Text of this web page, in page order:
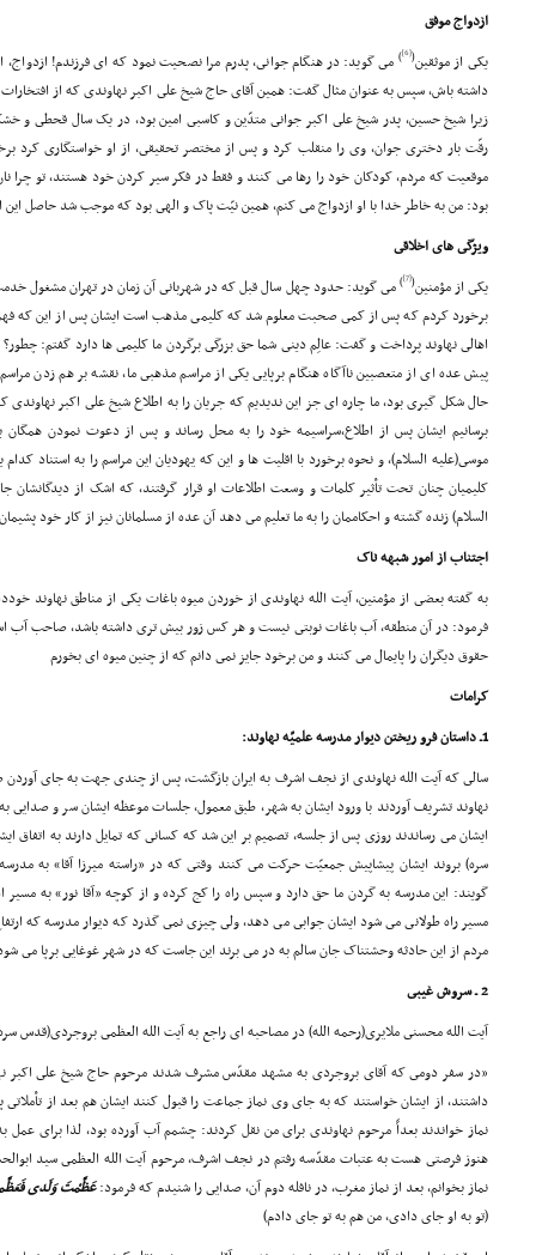
ازدواج موفق
یکى از موثقین(
[6]
) مى گوید: در هنگام جوانى، پدرم مرا نصحیت نمود که اى فرزندم! ازدواج،
داشته باش، سپس به عنوان مثال گفت: همین آقاى حاج شیخ على اکبر نهاوندى که از
زیرا شیخ حسین، پدر شیخ على اکبر جوانى متدّین و کاسبى امین بود، در یک سال قحطى و
رقّت بار دخترى جوان، وى را منقلب کرد و پس از مختصر تحقیقى، از او خواستگارى کرد
موقعیت که مردم، کودکان خود را رها مى کنند و فقط در فکر سیر کردن خود هستند، تو چرا
بود: من به خاطر خدا با او ازدواج مى کنم، همین نیّت پاک و الهى بود که موجب شد حاصل
ویژگى هاى اخلاقى
یکى از مؤمنین(
[7]
)مى گوید: حدود چهل سال قبل که در شهربانى آن زمان در تهران مشغول
برخورد کردم که پس از کمى صحبت معلوم شد که کلیمى مذهب است ایشان پس از این که
اهالى نهاوند پرداخت و گفت: عالِم دینى شما حق بزرگى برگردن ما کلیمى ها دارد گفتم:
پیش عده اى از متعصبین ناآگاه هنگام برپایى یکى از مراسم مذهبى ما، نقشه بر هم زدن
حال شکل گیرى بود، ما چاره اى جز این ندیدیم که جریان را به اطلاع شیخ على اکبر نهاوندى
برسانیم ایشان پس از اطلاع،سراسیمه خود را به محل رساند و پس از دعوت نمودن همگان
موسى(علیه السلام)، و نحوه برخورد با اقلیت ها و این که یهودیان این مراسم را به استناد
کلیمیان چنان تحت تأثیر کلمات و وسعت اطلاعات او قرار گرفتند، که اشک از دیدگانشان
السلام) زنده گشته و احکاممان را به ما تعلیم مى دهد آن عده از مسلمانان نیز از کار خود
اجتناب از امور شبهه ناک
به گفته بعضى از مؤمنین، آیت الله نهاوندى از خوردن میوه باغات یکى از مناطق نهاوند
فرمود: در آن منطقه، آب باغات نوبتى نیست و هر کس زور بیش ترى داشته باشد، صاحب آب
حقوق دیگران را پایمال مى کنند و من برخود جایز نمى دانم که از چنین میوه اى بخورم
کرامات
1ـ داستان فرو ریختن دیوار مدرسه علمیّه نهاوند:
سالى که آیت الله نهاوندى از نجف اشرف به ایران بازگشت، پس از چندى جهت به جاى آوردن
نهاوند تشریف آوردند با ورود ایشان به شهر، طبق معمول، جلسات موعظه ایشان سر و صدایى
ایشان مى رساندند روزى پس از جلسه، تصمیم بر این شد که کسانى که تمایل دارند به اتفاق
سره) بروند ایشان پیشاپیش جمعیّت حرکت مى کنند وقتى که در «راسته میرزا آقا» به
گویند: این مدرسه به گردن ما حق دارد و سپس راه را کج کرده و از کوچه «آقا نور» به مسیر
مسیر راه طولانى مى شود ایشان جوابى مى دهد، ولى چیزى نمى گذرد که دیوار مدرسه که
مردم از این حادثه وحشتناک جان سالم به در مى برند این جاست که در شهر غوغایى برپا مى
2 ـ سروش غیبى
آیت الله محسنى ملایرى(رحمه الله) در مصاحبه اى راجع به آیت الله العظمى بروجردى(قدس
«در سفر دومى که آقاى بروجردى به مشهد مقدّس مشرف شدند مرحوم حاج شیخ على اکبر
داشتند، از ایشان خواستند که به جاى وى نماز جماعت را قبول کنند ایشان هم بعد از تأملاتى
نماز خواندند بعداً مرحوم نهاوندى براى من نقل کردند: چشمم آب آورده بود، لذا براى عمل
هنوز فرصتى هست به عتبات مقدّسه رفتم در نجف اشرف، مرحوم آیت الله العظمى سید
نماز بخوانم، بعد از نماز مغرب، در نافله دوم آن، صدایى را شنیدم که فرمود:عَظَّمْتَ وَلَدى
(تو به او جاى دادى، من هم به تو جاى دادم)